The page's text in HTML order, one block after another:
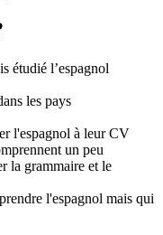
étudié l’espagnol
les pays
l'espagnol à leur CV
un peu
la grammaire et le
l'espagnol mais qui